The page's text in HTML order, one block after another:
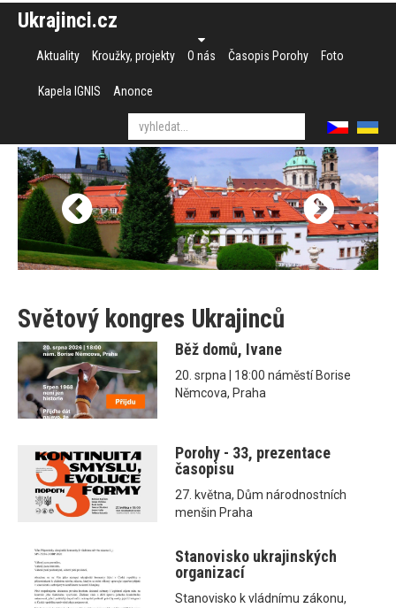
Ukrajinci.cz
Aktuality Kroužky, projekty O nás Časopis Porohy Foto
Kapela IGNIS Anonce
Světový kongres Ukrajinců
Běž domů, Ivane
20. srpna | 18:00 náměstí Borise
Němcova, Praha
Porohy - 33, prezentace
časopisu
27. května, Dům národnostních
menšin Praha
Stanovisko ukrajinských
organizací
Stanovisko k vládnímu zákonu,